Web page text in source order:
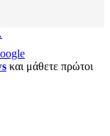
και μάθετε πρώτοι